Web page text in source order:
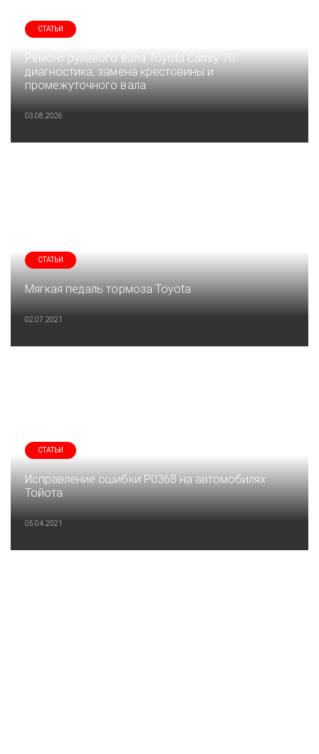
СТАТЬИ
Ремонт рулевого вала Toyota Camry 70:
диагностика, замена крестовины и
промежуточного вала
03.08.2026
СТАТЬИ
Мягкая педаль тормоза Toyota
02.07.2021
СТАТЬИ
Исправление ошибки P0368 на автомобилях
Тойота
05.04.2021